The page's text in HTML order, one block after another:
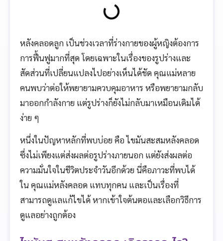
หลังคลอดลูก เป็นช่วงเวลาที่ร่างกายของผู้หญิงต้องการ
การฟื้นฟูมากที่สุด โดยเฉพาะในเรื่องของรูปร่างและ
สัดส่วนที่เปลี่ยนแปลงไปอย่างเห็นได้ชัด คุณแม่หลาย
คนพบว่าต่อให้พยายามควบคุมอาหาร หรือพยายามกลับ
มาออกกำลังกาย แต่รูปร่างก็ยังไม่กลับมาเหมือนเดิมได้
ง่าย ๆ
หนึ่งในปัญหาหลักที่พบบ่อย คือ ไขมันสะสมหลังคลอด
ซึ่งไม่เพียงแต่ส่งผลต่อรูปร่างภายนอก แต่ยังส่งผลต่อ
ความมั่นใจในชีวิตประจำวันอีกด้วย นี่คือภาวะที่พบได้
ใน คุณแม่หลังคลอด แทบทุกคน และเป็นเรื่องที่
สามารถดูแลแก้ไขได้ หากเข้าใจต้นตอและเลือกวิธีการ
ดูแลอย่างถูกต้อง